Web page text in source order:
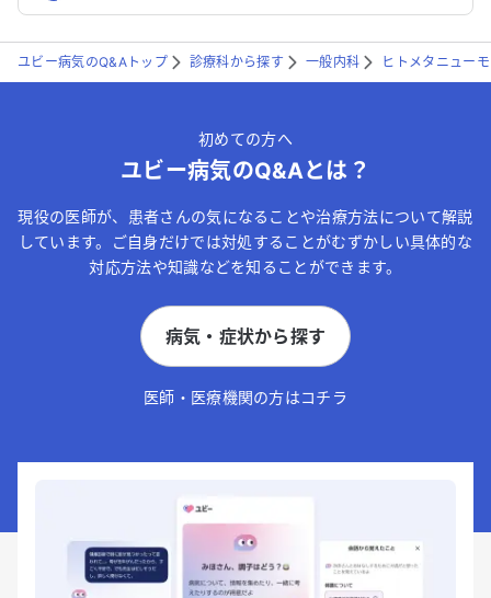
ユビー病気のQ&Aトップ 診療科から探す 一般内科 ヒトメタニュー
初めての方へ
ユビー病気のQ&Aとは？
現役の医師が、患者さんの気になることや治療方法について解説
しています。ご自身だけでは対処することがむずかしい具体的な
対応方法や知識などを知ることができます。
病気・症状から探す
医師・医療機関の方はコチラ